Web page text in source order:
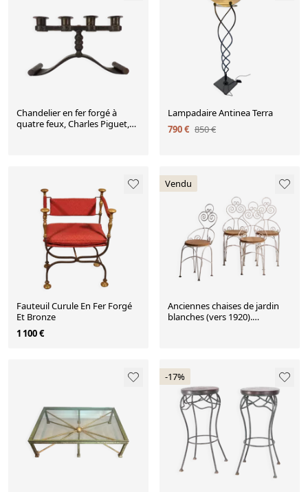
Chandelier en fer forgé à
quatre feux, Charles Piguet,
Lampadaire Antinea Terra
790 € 850 €
Fauteuil Curule En Fer Forgé
Et Bronze
1 100 €
Vendu
Anciennes chaises de jardin
blanches (vers 1920).
-17%